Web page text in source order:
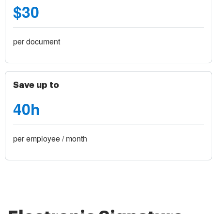
$30
per document
Save up to
40h
per employee / month